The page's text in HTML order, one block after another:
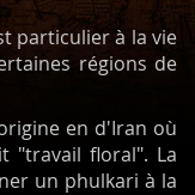
particulier à la vie
régions de
en d'Iran où
"travail floral". La
un phulkari à la